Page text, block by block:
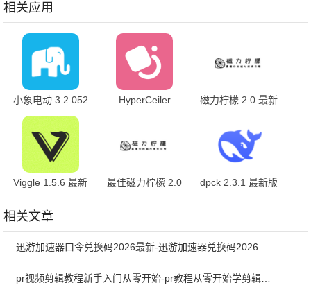
相关应用
小象电动 3.2.052
最新版
HyperCeiler
磁力柠檬 2.0 最新
Viggle 1.5.6 最新
最佳磁力柠檬 2.0
dpck 2.3.1 最新版
相关文章
pr视频剪辑教程新手入门从零开始-pr教程从零开始学剪辑全集免费